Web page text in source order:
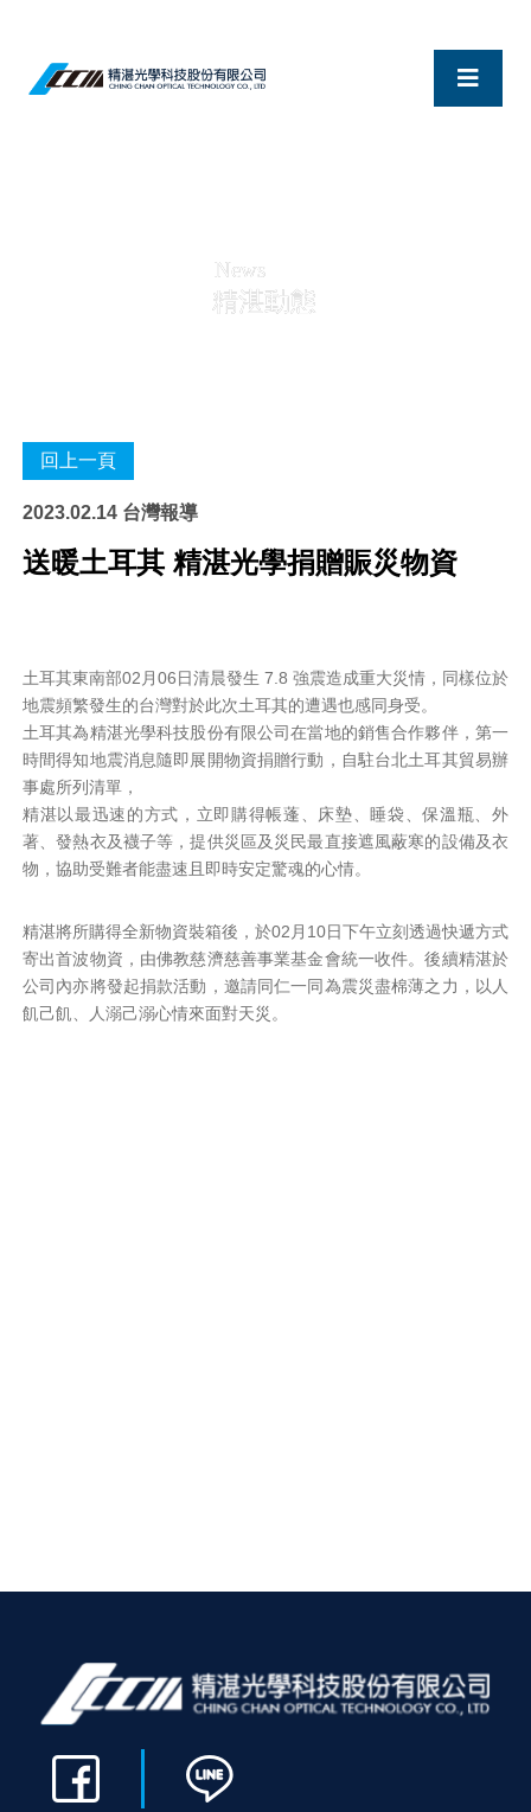
精湛動態
News
2023.02.14 台灣報導
送暖土耳其 精湛光學捐贈賑災物資
土耳其東南部02月06日清晨發生 7.8 強震造成重大災情，同樣位於
地震頻繁發生的台灣對於此次土耳其的遭遇也感同身受。
土耳其為精湛光學科技股份有限公司在當地的銷售合作夥伴，第一
時間得知地震消息隨即展開物資捐贈行動，自駐台北土耳其貿易辦
事處所列清單，
精湛以最迅速的方式，立即購得帳蓬、床墊、睡袋、保溫瓶、外
著、發熱衣及襪子等，提供災區及災民最直接遮風蔽寒的設備及衣
物，協助受難者能盡速且即時安定驚魂的心情。
精湛將所購得全新物資裝箱後，於02月10日下午立刻透過快遞方式
寄出首波物資，由佛教慈濟慈善事業基金會統一收件。後續精湛於
公司內亦將發起捐款活動，邀請同仁一同為震災盡棉薄之力，以人
飢己飢、人溺己溺心情來面對天災。